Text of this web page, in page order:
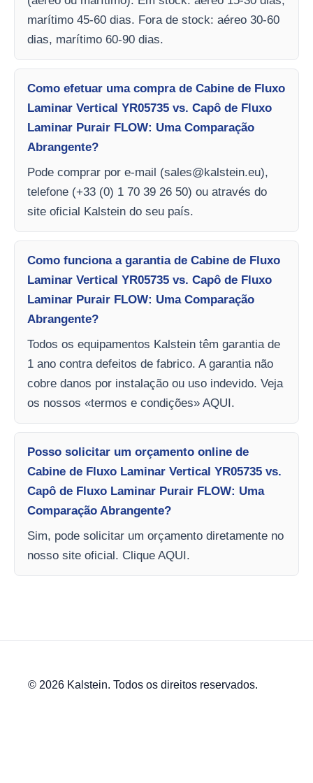
marítimo 45-60 dias. Fora de stock: aéreo 30-60
dias, marítimo 60-90 dias.
Como efetuar uma compra de Cabine de Fluxo
Laminar Vertical YR05735 vs. Capô de Fluxo
Laminar Purair FLOW: Uma Comparação
Abrangente?
Pode comprar por e-mail (sales@kalstein.eu),
telefone (+33 (0) 1 70 39 26 50) ou através do
site oficial Kalstein do seu país.
Como funciona a garantia de Cabine de Fluxo
Laminar Vertical YR05735 vs. Capô de Fluxo
Laminar Purair FLOW: Uma Comparação
Abrangente?
Todos os equipamentos Kalstein têm garantia de
1 ano contra defeitos de fabrico. A garantia não
cobre danos por instalação ou uso indevido. Veja
os nossos «termos e condições» AQUI.
Posso solicitar um orçamento online de
Cabine de Fluxo Laminar Vertical YR05735 vs.
Capô de Fluxo Laminar Purair FLOW: Uma
Comparação Abrangente?
Sim, pode solicitar um orçamento diretamente no
nosso site oficial. Clique AQUI.
© 2026 Kalstein. Todos os direitos reservados.